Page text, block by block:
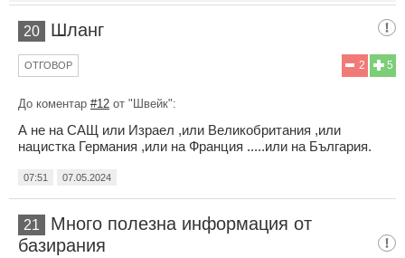
20 Шланг
5
2
ОТГОВОР
До коментар #12 от "Швейк":
А не на САЩ или Израел ,или Великобритания ,или
нацистка Германия ,или на Франция .....или на България.
07:51 07.05.2024
21
Много полезна информация от
базирания